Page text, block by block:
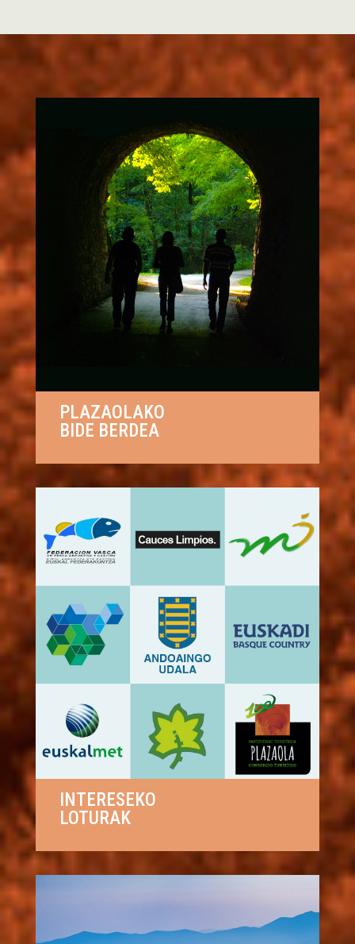
PLAZAOLAKO
BIDE BERDEA
INTERESEKO
LOTURAK